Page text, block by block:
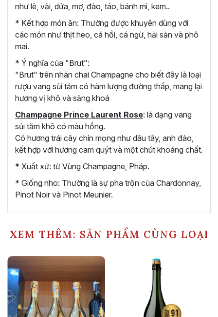
như lê, vải, dứa, mơ, đào, táo, bánh mì, kem..
* Kết hợp món ăn: Thường được khuyên dùng với
các món như thịt heo, cá hồi, cá ngừ, hải sản và phô
mai.
* Ý nghĩa của "Brut":
"Brut" trên nhãn chai Champagne cho biết đây là loại
rượu vang sủi tăm có hàm lượng đường thấp, mang lại
hương vị khô và sảng khoá
Champagne Prince Laurent Rose: là dạng vang
sủi tăm khô có màu hồng.
Có hương trái cây chín mọng như dâu tây, anh đào,
kết hợp với hương cam quýt và một chút khoáng chất.
* Xuất xứ: từ Vùng Champagne, Pháp.
* Giống nho: Thường là sự pha trộn của Chardonnay,
Pinot Noir và Pinot Meunier.
XEM THÊM: SẢN PHẨM CÙNG LOẠI